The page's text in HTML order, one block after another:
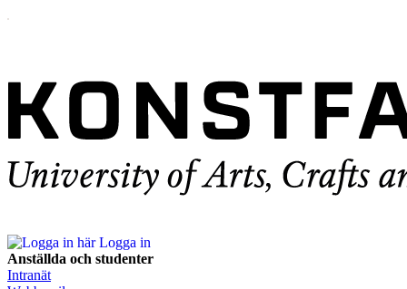
Logga in
Anställda och studenter
Intranät